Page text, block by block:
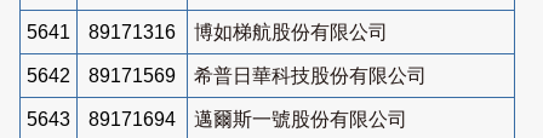
5641 89171316 博如梯航股份有限公司
5642 89171569 希普日華科技股份有限公司
5643 89171694 邁爾斯一號股份有限公司